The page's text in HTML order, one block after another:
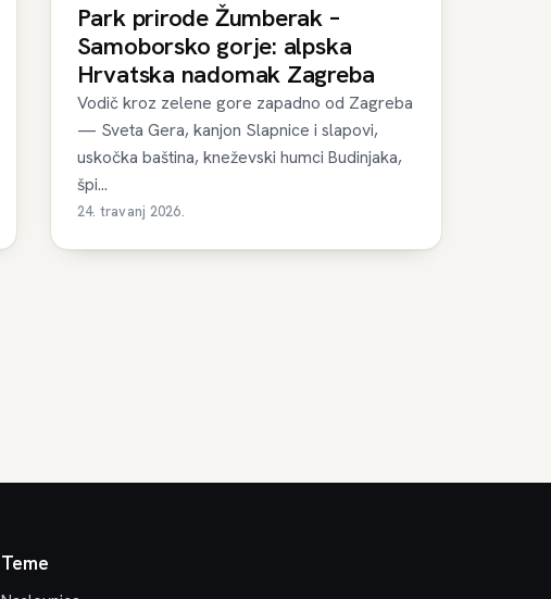
Park prirode Žumberak –
Samoborsko gorje: alpska
Hrvatska nadomak Zagreba
Vodič kroz zelene gore zapadno od Zagreba
— Sveta Gera, kanjon Slapnice i slapovi,
uskočka baština, kneževski humci Budinjaka,
špi...
24. travanj 2026.
Teme